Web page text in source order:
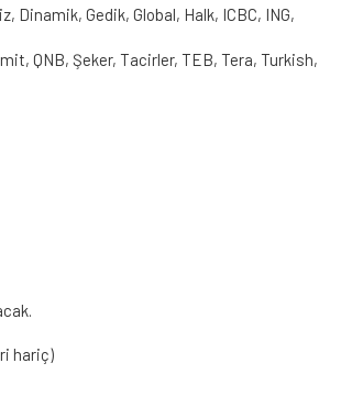
Dinamik, Gedik, Global, Halk, ICBC, ING,
QNB, Şeker, Tacirler, TEB, Tera, Turkish,
hariç)